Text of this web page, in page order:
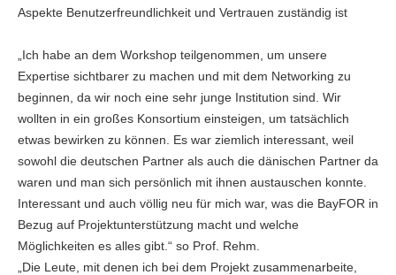
Aspekte Benutzerfreundlichkeit und Vertrauen zuständig ist
„Ich habe an dem Workshop teilgenommen, um unsere
Expertise sichtbarer zu machen und mit dem Networking zu
beginnen, da wir noch eine sehr junge Institution sind. Wir
wollten in ein großes Konsortium einsteigen, um tatsächlich
etwas bewirken zu können. Es war ziemlich interessant, weil
sowohl die deutschen Partner als auch die dänischen Partner da
waren und man sich persönlich mit ihnen austauschen konnte.
Interessant und auch völlig neu für mich war, was die BayFOR in
Bezug auf Projektunterstützung macht und welche
Möglichkeiten es alles gibt.“ so Prof. Rehm.
„Die Leute, mit denen ich bei dem Projekt zusammenarbeite,